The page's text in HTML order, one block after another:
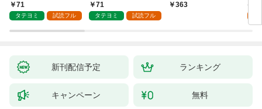
71
タテヨミ 試読フル
71
タテヨミ 試読フル
363
新刊配信予定 ランキング
キャンペーン 無料